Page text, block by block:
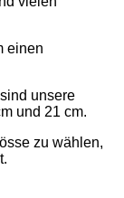
einen
unsere
und 21 cm.
zu wählen,